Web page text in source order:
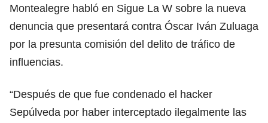
Montealegre habló en Sigue La W sobre la nueva
denuncia que presentará contra Óscar Iván Zuluaga
por la presunta comisión del delito de tráfico de
influencias.
“Después de que fue condenado el hacker
Sepúlveda por haber interceptado ilegalmente las